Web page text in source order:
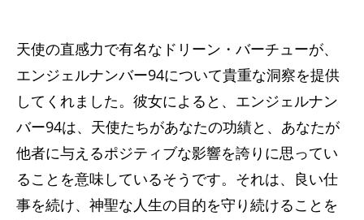
天使の直感力で有名なドリーン・バーチューが、
エンジェルナンバー94について貴重な洞察を提供
してくれました。彼女によると、エンジェルナン
バー94は、天使たちがあなたの功績と、あなたが
他者に与えるポジティブな影響を誇りに思ってい
ることを意味しているそうです。それは、良い仕
事を続け、神聖な人生の目的を守り続けることを